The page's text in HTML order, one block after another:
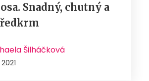
Snadný, chutný a
Šilháčková
2021